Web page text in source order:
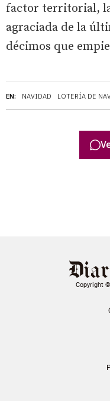
EN: NAVIDAD LOTERÍA DE
factor territorial,
agraciada de la
décimos que
Copyright